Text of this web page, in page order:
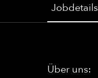
Jobdetails
Über uns: